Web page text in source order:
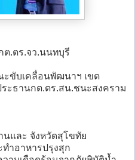
ต.ตร.จว.นนทบุรี
ะขับเคลื่อนพัฒนาฯ เขต
ะธานกต.ตร.สน.ชนะสงคราม
นและ จังหวัดสุโขทัย
ำอาหารปรุงสุก